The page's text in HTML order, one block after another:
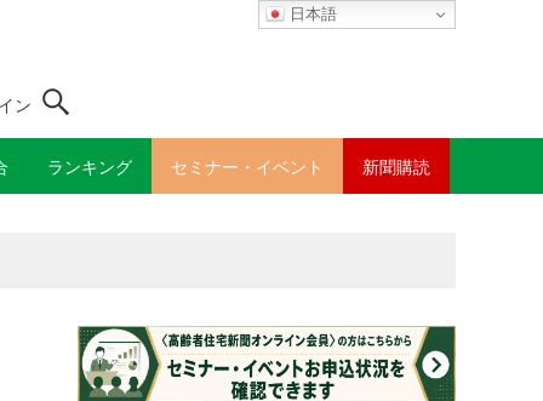
日本語
ン
ランキング セミナー・イベント 新聞購読